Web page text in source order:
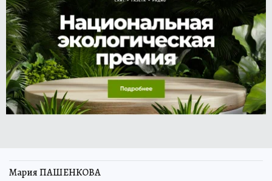
Мария ПАШЕНКОВА